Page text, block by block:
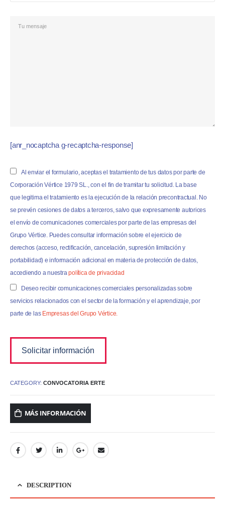
[anr_nocaptcha g-recaptcha-response]
Al enviar el formulario, aceptas el tratamiento de tus datos por parte de
Corporación Vértice 1979 SL., con el fin de tramitar tu solicitud. La base
que legitima el tratamiento es la ejecución de la relación precontractual. No
se prevén cesiones de datos a terceros, salvo que expresamente autorices
el envío de comunicaciones comerciales por parte de las empresas del
Grupo Vértice. Puedes consultar información sobre el ejercicio de
derechos (acceso, rectificación, cancelación, supresión limitación y
portabilidad) e información adicional en materia de protección de datos,
accediendo a nuestrapolítica de privacidad
Deseo recibir comunicaciones comerciales personalizadas sobre
servicios relacionados con el sector de la formación y el aprendizaje, por
parte de las Empresas del Grupo Vértice.
CATEGORY: CONVOCATORIA ERTE
MÁS INFORMACIÓN
DESCRIPTION